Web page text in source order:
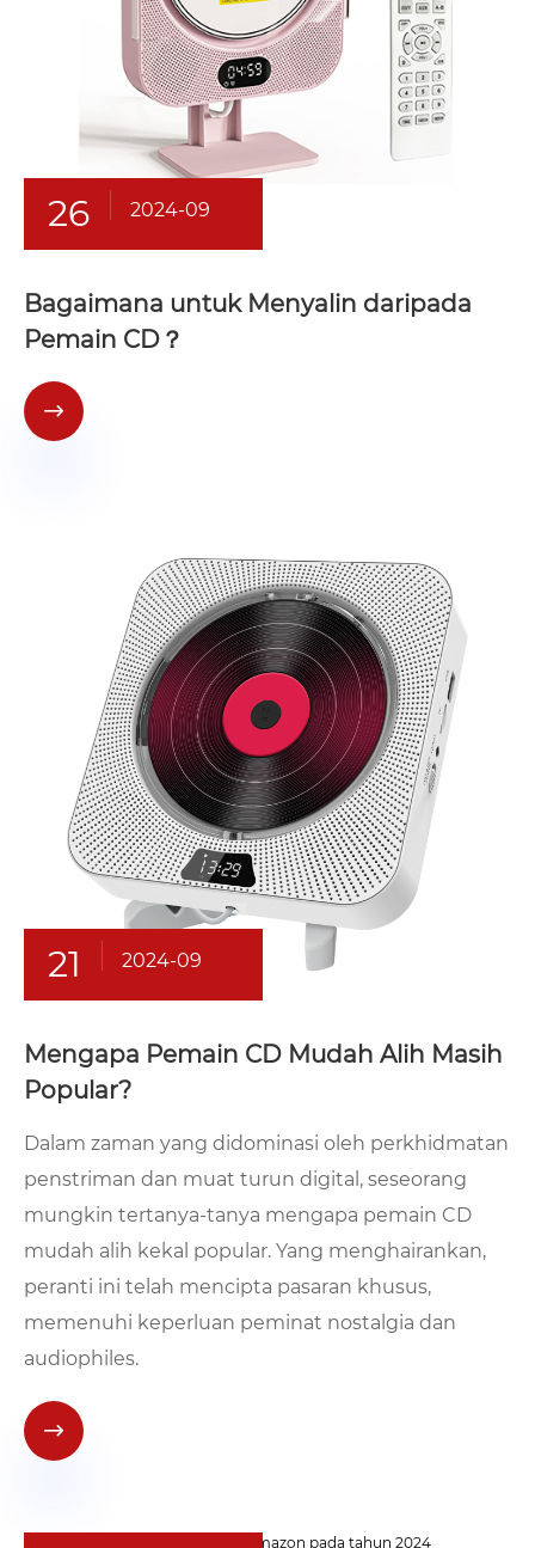
26 2024-09
Bagaimana untuk Menyalin daripada
Pemain CD？

21 2024-09
Mengapa Pemain CD Mudah Alih Masih
Popular?
Dalam zaman yang didominasi oleh perkhidmatan
penstriman dan muat turun digital, seseorang
mungkin tertanya-tanya mengapa pemain CD
mudah alih kekal popular. Yang menghairankan,
peranti ini telah mencipta pasaran khusus,
memenuhi keperluan peminat nostalgia dan
audiophiles.
